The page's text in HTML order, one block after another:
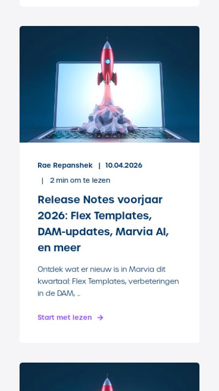
Rae Repanshek
10.04.2026
2 min om te lezen
Release Notes voorjaar
2026: Flex Templates,
DAM-updates, Marvia AI,
en meer
Ontdek wat er nieuw is in Marvia dit
kwartaal: Flex Templates, verbeteringen
in de DAM, ...
Start met lezen